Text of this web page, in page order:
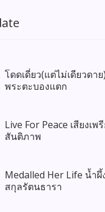
โดดเดี่ยว(แต่ไม่เดียวดา
พระตะบองแตก
Live For Peace เสียงเพ
สันติภาพ
Medalled Her Life น้ำ
สกุลรัตนธารา